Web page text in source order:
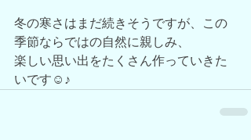
冬の寒さはまだ続きそうですが、この
季節ならではの自然に親しみ、
楽しい思い出をたくさん作っていきた
いです☺♪